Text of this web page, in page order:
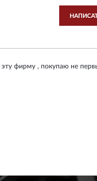
фирму , покупаю не